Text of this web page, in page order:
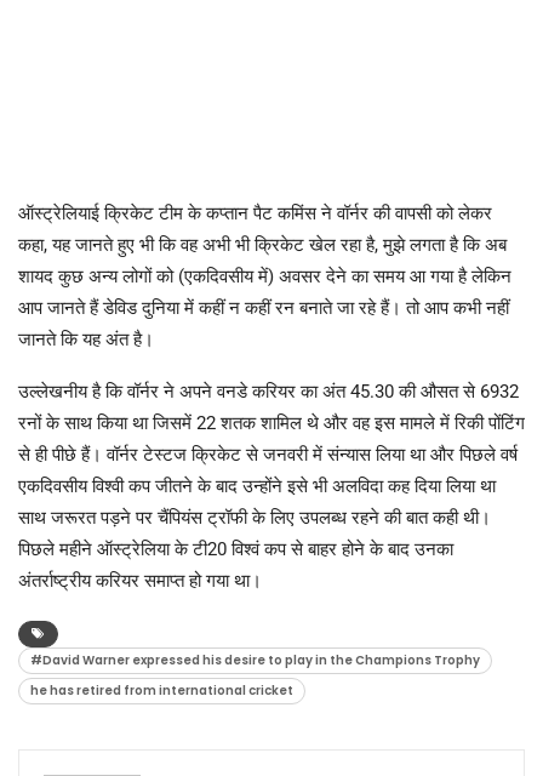
ऑस्ट्रेलियाई क्रिकेट टीम के कप्तान पैट कमिंस ने वॉर्नर की वापसी को लेकर
कहा, यह जानते हुए भी कि वह अभी भी क्रिकेट खेल रहा है, मुझे लगता है कि अब
शायद कुछ अन्य लोगों को (एकदिवसीय में) अवसर देने का समय आ गया है लेकिन
आप जानते हैं डेविड दुनिया में कहीं न कहीं रन बनाते जा रहे हैं। तो आप कभी नहीं
जानते कि यह अंत है।
उल्लेखनीय है कि वॉर्नर ने अपने वनडे करियर का अंत 45.30 की औसत से 6932
रनों के साथ किया था जिसमें 22 शतक शामिल थे और वह इस मामले में रिकी पोंटिंग
से ही पीछे हैं। वॉर्नर टेस्टज क्रिकेट से जनवरी में संन्यास लिया था और पिछले वर्ष
एकदिवसीय विश्वी कप जीतने के बाद उन्होंने इसे भी अलविदा कह दिया लिया था
साथ जरूरत पड़ने पर चैंपियंस ट्रॉफी के लिए उपलब्ध रहने की बात कही थी।
पिछले महीने ऑस्ट्रेलिया के टी20 विश्वं कप से बाहर होने के बाद उनका
अंतर्राष्ट्रीय करियर समाप्त हो गया था।
#David Warner expressed his desire to play in the Champions Trophy
he has retired from international cricket